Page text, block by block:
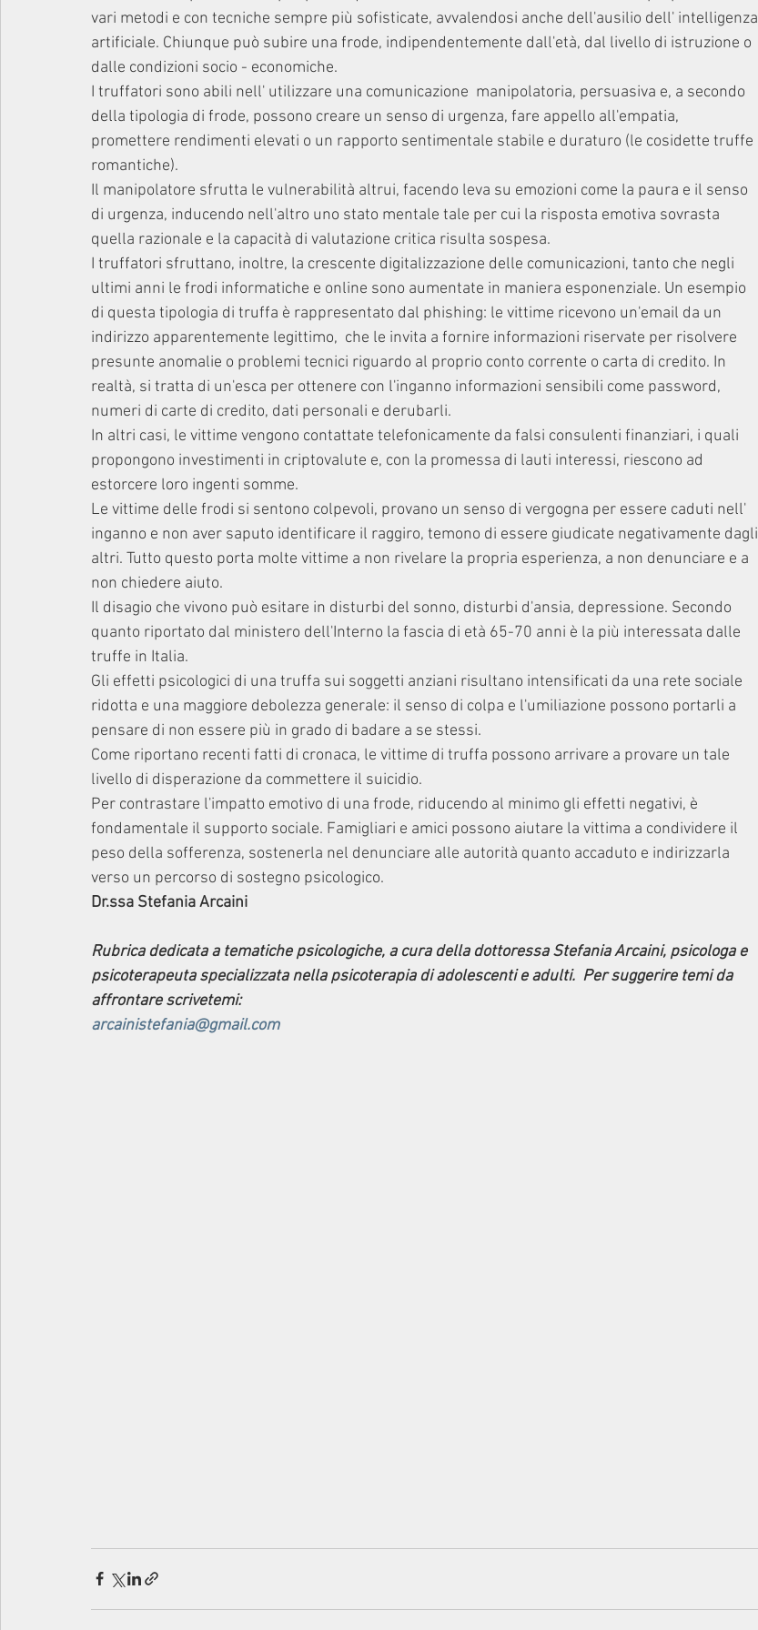
vari metodi e con tecniche sempre più sofisticate, avvalendosi anche dell'ausilio dell' intelligenza
artificiale. Chiunque può subire una frode, indipendentemente dall'età, dal livello di istruzione o
dalle condizioni socio - economiche.
I truffatori sono abili nell' utilizzare una comunicazione  manipolatoria, persuasiva e, a secondo
della tipologia di frode, possono creare un senso di urgenza, fare appello all'empatia,
promettere rendimenti elevati o un rapporto sentimentale stabile e duraturo (le cosidette truffe
romantiche).
Il manipolatore sfrutta le vulnerabilità altrui, facendo leva su emozioni come la paura e il senso
di urgenza, inducendo nell'altro uno stato mentale tale per cui la risposta emotiva sovrasta
quella razionale e la capacità di valutazione critica risulta sospesa.
I truffatori sfruttano, inoltre, la crescente digitalizzazione delle comunicazioni, tanto che negli
ultimi anni le frodi informatiche e online sono aumentate in maniera esponenziale. Un esempio
di questa tipologia di truffa è rappresentato dal phishing: le vittime ricevono un'email da un
indirizzo apparentemente legittimo,  che le invita a fornire informazioni riservate per risolvere
presunte anomalie o problemi tecnici riguardo al proprio conto corrente o carta di credito. In
realtà, si tratta di un'esca per ottenere con l'inganno informazioni sensibili come password,
numeri di carte di credito, dati personali e derubarli.
In altri casi, le vittime vengono contattate telefonicamente da falsi consulenti finanziari, i quali
propongono investimenti in criptovalute e, con la promessa di lauti interessi, riescono ad
estorcere loro ingenti somme.
Le vittime delle frodi si sentono colpevoli, provano un senso di vergogna per essere caduti nell'
inganno e non aver saputo identificare il raggiro, temono di essere giudicate negativamente dagli
altri. Tutto questo porta molte vittime a non rivelare la propria esperienza, a non denunciare e a
non chiedere aiuto.
Il disagio che vivono può esitare in disturbi del sonno, disturbi d'ansia, depressione. Secondo
quanto riportato dal ministero dell'Interno la fascia di età 65-70 anni è la più interessata dalle
truffe in Italia.
Gli effetti psicologici di una truffa sui soggetti anziani risultano intensificati da una rete sociale
ridotta e una maggiore debolezza generale: il senso di colpa e l'umiliazione possono portarli a
pensare di non essere più in grado di badare a se stessi.
Come riportano recenti fatti di cronaca, le vittime di truffa possono arrivare a provare un tale
livello di disperazione da commettere il suicidio.
Per contrastare l'impatto emotivo di una frode, riducendo al minimo gli effetti negativi, è
fondamentale il supporto sociale. Famigliari e amici possono aiutare la vittima a condividere il
peso della sofferenza, sostenerla nel denunciare alle autorità quanto accaduto e indirizzarla
verso un percorso di sostegno psicologico.
Dr.ssa Stefania Arcaini
Rubrica dedicata a tematiche psicologiche, a cura della dottoressa Stefania Arcaini, psicologa e
psicoterapeuta specializzata nella psicoterapia di adolescenti e adulti.  Per suggerire temi da
affrontare scrivetemi:
arcainistefania@gmail.com